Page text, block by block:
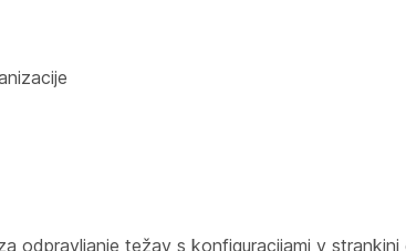
odpravljanje težav s konfiguracijami v strankini